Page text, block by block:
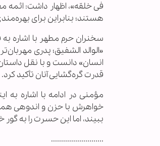
فی خلقه»، اظهار داشت:
هستند؛ بنابراین برای
سخنران حرم مطهر با اشاره به
«الوالد الشفیق؛ پدری
انسان» دانست و با نقل
قدرت گره‌گشایی آنان تأکید کرد.
مؤمنی در ادامه با اشاره
خواهرش با حزن و اندوهی
ببیند، اما این حسرت را به
..........................